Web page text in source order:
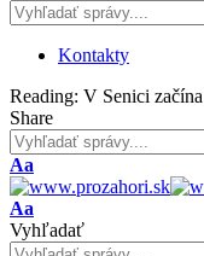
Kontakty
Reading: V Senici
Share
Font
Resizer
Aa
Font
Resizer
Aa
Vyhľadať